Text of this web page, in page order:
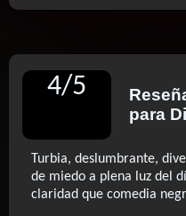
4/5
para
Turbia, deslumbrante,
de miedo a plena luz del
claridad que comedia